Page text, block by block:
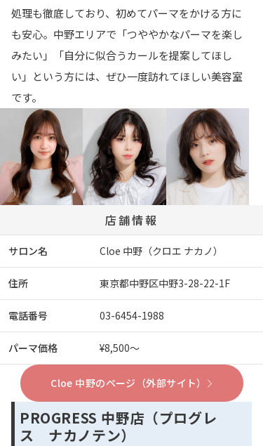
処理も徹底しており、初めてパーマをかける方に
も安心。中野エリアで「つややかなパーマを楽し
みたい」「自分に似合うカールを提案してほし
い」という方には、ぜひ一度訪れてほしい美容室
です。
店舗情報
サロン名 Cloe 中野（クロエ ナカノ）
住所 東京都中野区中野3-28-22-1F
電話番号 03-6454-1988
パーマ価格 ¥8,500～
Cloe 中野のページ（外部サイト）
PROGRESS 中野店（プログレ
ス ナカノテン）